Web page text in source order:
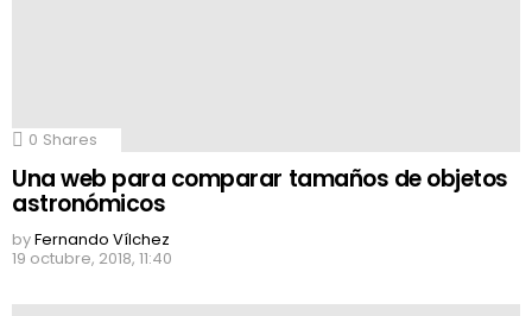
0 Shares
Una web para comparar tamaños de objetos
astronómicos
byFernando Vílchez
19 octubre, 2018, 11:40